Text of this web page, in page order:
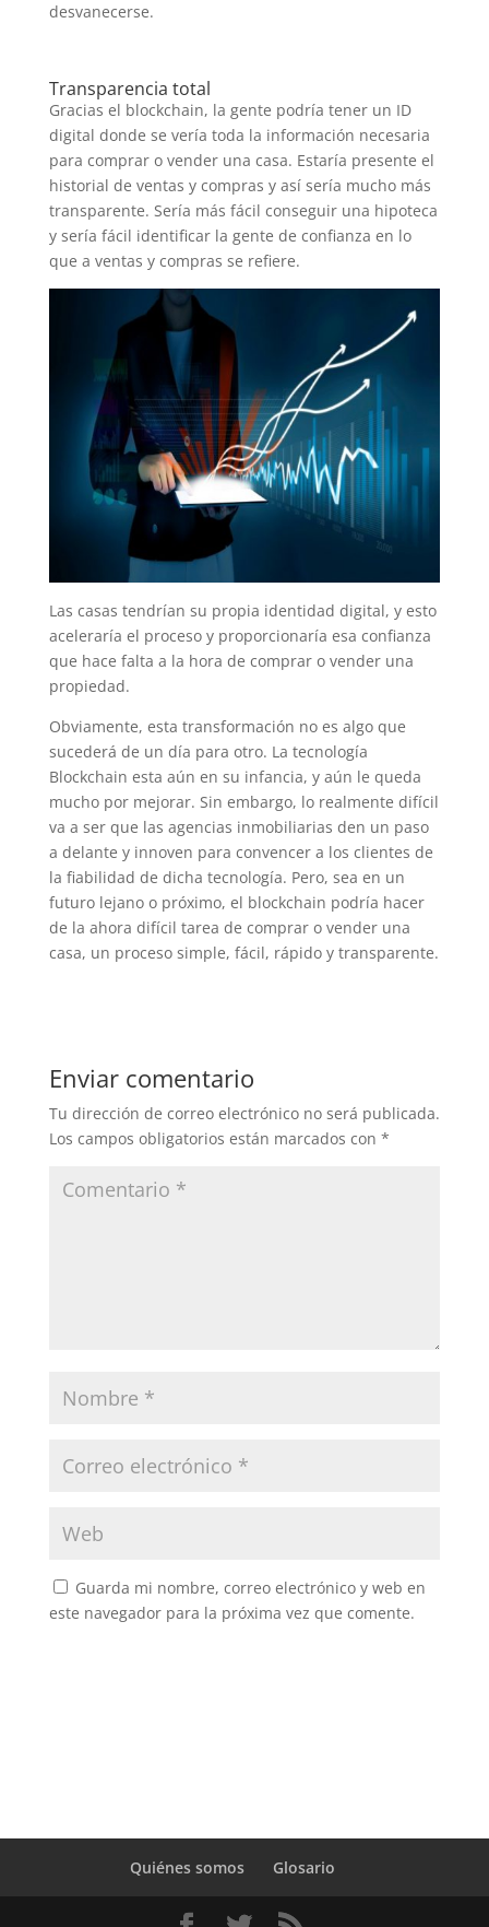
desvanecerse.
Transparencia total
Gracias el blockchain, la gente podría tener un ID
digital donde se vería toda la información necesaria
para comprar o vender una casa. Estaría presente el
historial de ventas y compras y así sería mucho más
transparente. Sería más fácil conseguir una hipoteca
y sería fácil identificar la gente de confianza en lo
que a ventas y compras se refiere.
Las casas tendrían su propia identidad digital, y esto
aceleraría el proceso y proporcionaría esa confianza
que hace falta a la hora de comprar o vender una
propiedad.
Obviamente, esta transformación no es algo que
sucederá de un día para otro. La tecnología
Blockchain esta aún en su infancia, y aún le queda
mucho por mejorar. Sin embargo, lo realmente difícil
va a ser que las agencias inmobiliarias den un paso
a delante y innoven para convencer a los clientes de
la fiabilidad de dicha tecnología. Pero, sea en un
futuro lejano o próximo, el blockchain podría hacer
de la ahora difícil tarea de comprar o vender una
casa, un proceso simple, fácil, rápido y transparente.
Enviar comentario
Tu dirección de correo electrónico no será publicada.
Los campos obligatorios están marcados con *
Guarda mi nombre, correo electrónico y web en
este navegador para la próxima vez que comente.
Quiénes somos Glosario